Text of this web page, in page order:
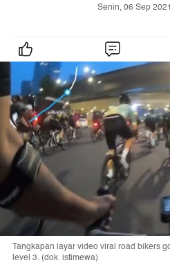
Senin, 06 Sep
Tangkapan layar video viral road bikers
level 3. (dok. istimewa)